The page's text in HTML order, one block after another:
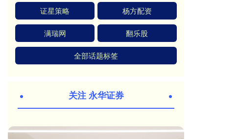
证星策略 杨方配资
满瑞网 翻乐股
全部话题标签
关注 永华证券